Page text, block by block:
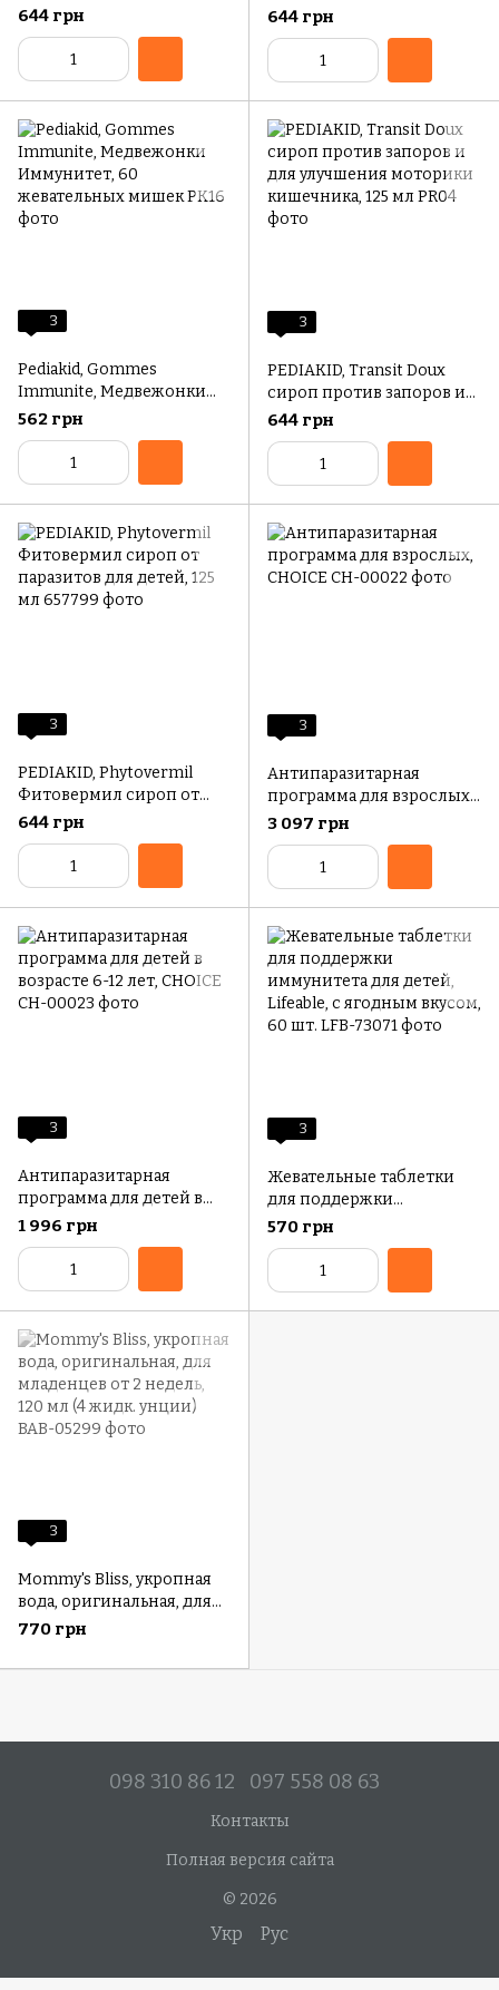
возбудимости и
нервозности, 125 мл
644 грн
укрепления иммунитета,
125 мл
644 грн
3
Pediakid, Gommes
Immunite, Медвежонки
Иммунитет, 60
жевательных мишек
562 грн
3
PEDIAKID, Transit Doux
сироп против запоров и
для улучшения моторики
кишечника, 125 мл
644 грн
3
PEDIAKID, Phytovermil
Фитовермил сироп от
паразитов для детей, 125
мл
644 грн
3
Антипаразитарная
программа для взрослых,
CHOICE
3 097 грн
3
Антипаразитарная
программа для детей в
возрасте 6-12 лет, CHOICE
1 996 грн
3
Жевательные таблетки
для поддержки
иммунитета для детей,
Lifeable, с ягодным вкусом,
570 грн
3
Mommy's Bliss, укропная
вода, оригинальная, для
младенцев от 2 недель,
770 грн
098 310 86 12 097 558 08 63
Контакты
Полная версия сайта
© 2026
Укр Рус